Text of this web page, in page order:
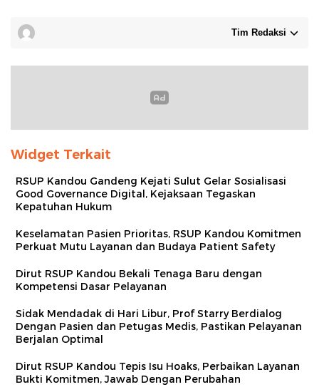
Tim Redaksi
Widget Terkait
RSUP Kandou Gandeng Kejati Sulut Gelar Sosialisasi
Good Governance Digital, Kejaksaan Tegaskan
Kepatuhan Hukum
Keselamatan Pasien Prioritas, RSUP Kandou Komitmen
Perkuat Mutu Layanan dan Budaya Patient Safety
Dirut RSUP Kandou Bekali Tenaga Baru dengan
Kompetensi Dasar Pelayanan
Sidak Mendadak di Hari Libur, Prof Starry Berdialog
Dengan Pasien dan Petugas Medis, Pastikan Pelayanan
Berjalan Optimal
Dirut RSUP Kandou Tepis Isu Hoaks, Perbaikan Layanan
Bukti Komitmen, Jawab Dengan Perubahan